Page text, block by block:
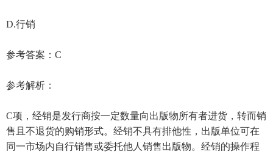
D.行销
参考答案：C
参考解析：
C项，经销是发行商按一定数量向出版物所有者进货，转而销
售且不退货的购销形式。经销不具有排他性，出版单位可在
同一市场内自行销售或委托他人销售出版物。经销的操作程